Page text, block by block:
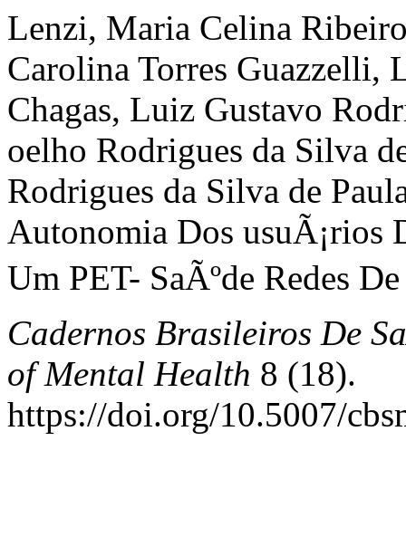
Lenzi, Maria Celina
Carolina Torres Guazzelli,
Chagas, Luiz Gustavo
oelho Rodrigues da Silva
Rodrigues da Silva de
Autonomia Dos usuÃ¡rios
Um PET- SaÃºde Redes
Cadernos Brasileiros De
of Mental Health 8 (18).
https://doi.org/10.5007/